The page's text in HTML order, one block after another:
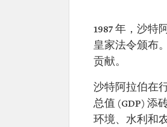
1987 年，沙特
皇家法令颁布
贡献。
沙特阿拉伯在
总值 (GDP) 添
环境、水利和